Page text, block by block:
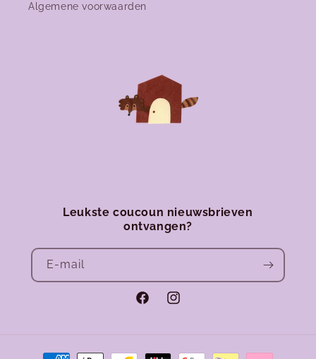
Algemene voorwaarden
Leukste coucoun nieuwsbrieven
ontvangen?
E‑mail
FacebookInstagram
Betaalmethoden